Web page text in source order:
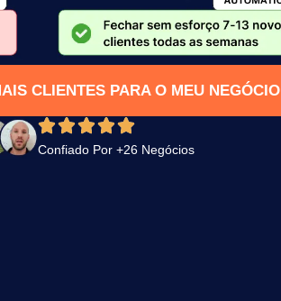
CLIENTES PARA O MEU NEGÓCIO
Confiado Por +26 Negócios